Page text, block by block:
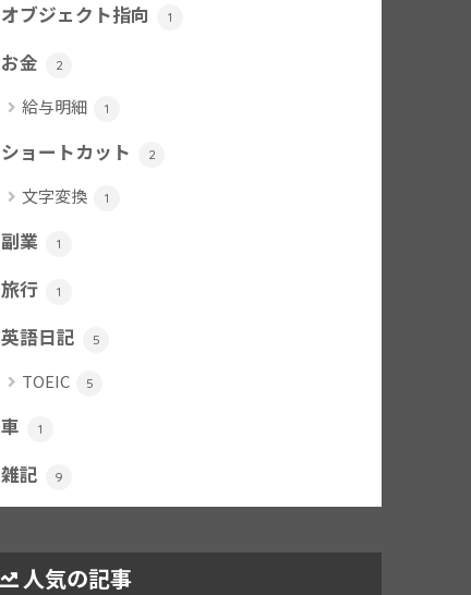
オブジェクト指向 1
お金 2
給与明細 1
ショートカット 2
文字変換 1
副業 1
旅行 1
英語日記 5
TOEIC 5
車 1
雑記 9
人気の記事